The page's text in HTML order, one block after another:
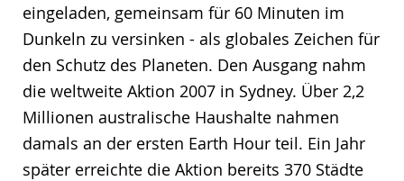
eingeladen, gemeinsam für 60 Minuten im
Dunkeln zu versinken - als globales Zeichen für
den Schutz des Planeten. Den Ausgang nahm
die weltweite Aktion 2007 in Sydney. Über 2,2
Millionen australische Haushalte nahmen
damals an der ersten Earth Hour teil. Ein Jahr
später erreichte die Aktion bereits 370 Städte